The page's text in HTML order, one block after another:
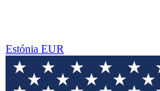
Estónia EUR